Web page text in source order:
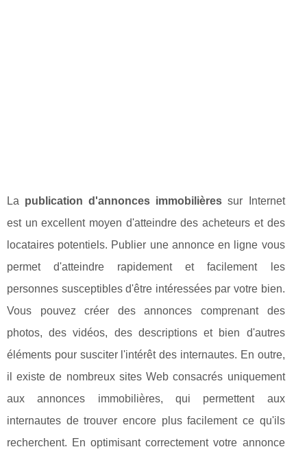
La publication d'annonces immobilières sur Internet
est un excellent moyen d'atteindre des acheteurs et des
locataires potentiels. Publier une annonce en ligne vous
permet d'atteindre rapidement et facilement les
personnes susceptibles d'être intéressées par votre bien.
Vous pouvez créer des annonces comprenant des
photos, des vidéos, des descriptions et bien d'autres
éléments pour susciter l'intérêt des internautes. En outre,
il existe de nombreux sites Web consacrés uniquement
aux annonces immobilières, qui permettent aux
internautes de trouver encore plus facilement ce qu'ils
recherchent. En optimisant correctement votre annonce